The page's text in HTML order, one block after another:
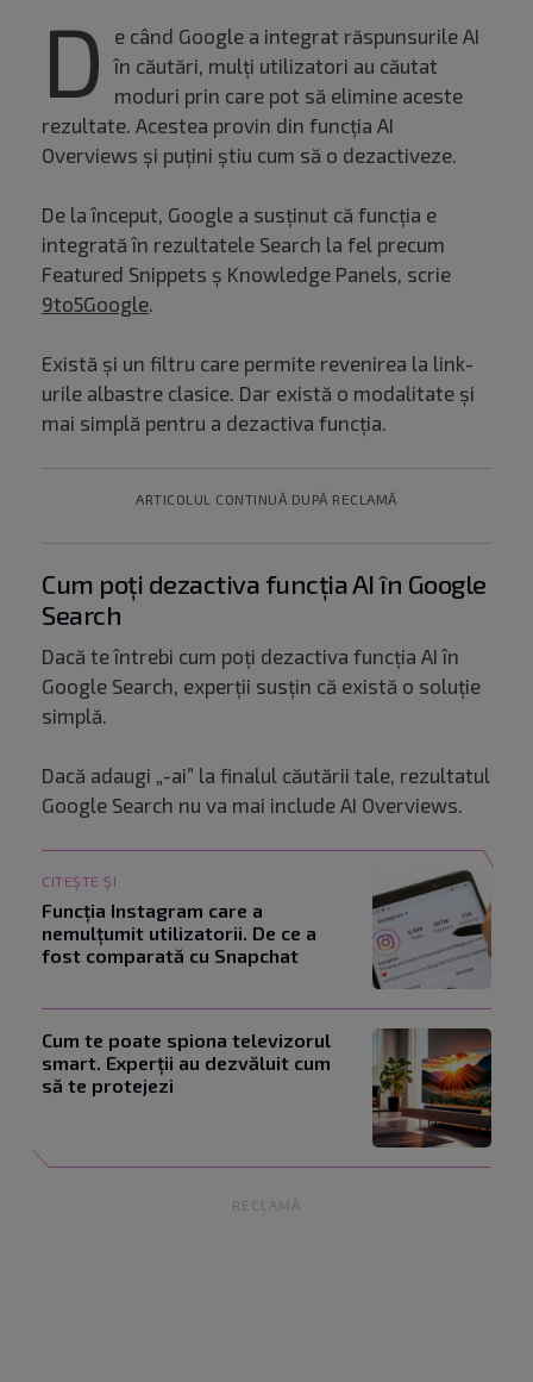
D
e când Google a integrat răspunsurile AI
în căutări, mulți utilizatori au căutat
moduri prin care pot să elimine aceste
rezultate. Acestea provin din funcția AI
Overviews și puțini știu cum să o dezactiveze.
De la început, Google a susținut că funcția e
integrată în rezultatele Search la fel precum
Featured Snippets ș Knowledge Panels, scrie
9to5Google.
Există și un filtru care permite revenirea la link-
urile albastre clasice. Dar există o modalitate și
mai simplă pentru a dezactiva funcția.
ARTICOLUL CONTINUĂ DUPĂ RECLAMĂ
Cum poți dezactiva funcția AI în Google
Search
Dacă te întrebi cum poți dezactiva funcția AI în
Google Search, experții susțin că există o soluție
simplă.
Dacă adaugi „-ai” la finalul căutării tale, rezultatul
Google Search nu va mai include AI Overviews.
CITEȘTE ȘI
Funcția Instagram care a
nemulțumit utilizatorii. De ce a
fost comparată cu Snapchat
Cum te poate spiona televizorul
smart. Experții au dezvăluit cum
să te protejezi
RECLAMĂ